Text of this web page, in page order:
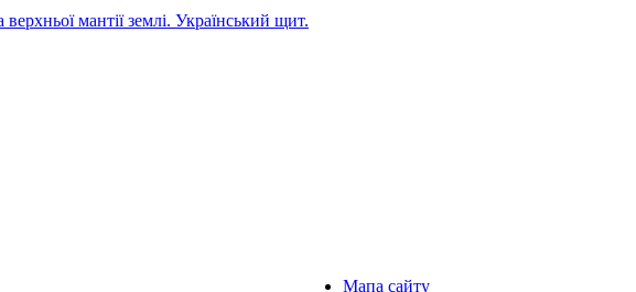
мантії землі. Український щит.
Мапа сайту